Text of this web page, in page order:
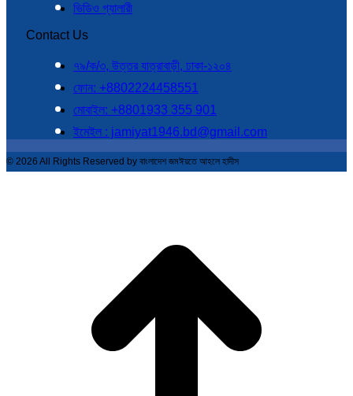
ভিডিও গ্যালারী
Contact Us
৭৯/ক/৩, উত্তর যাত্রাবাড়ী, ঢাকা-১২০৪
ফোন: +8802224458551
মোবাইল: +8801933 355 901
ইমেইল : jamiyat1946.bd@gmail.com
© 2026 All Rights Reserved by বাংলাদেশ জমঈয়তে আহলে হাদীস